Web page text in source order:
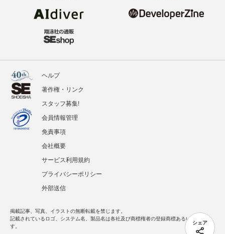
シェア
ヘルプ
著作権・リンク
スタッフ募集!
会員情報管理
免責事項
会社概要
サービス利用規約
プライバシーポリシー
外部送信
掲載記事、写真、イラストの無断転載を禁じます。
記載されているロゴ、システム名、製品名は各社及び商標権者の登録商標あるいは商標で
す。